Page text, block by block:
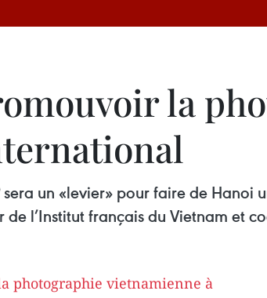
la
un «levier» pour faire de Hanoi
l’Institut français du Vietnam et